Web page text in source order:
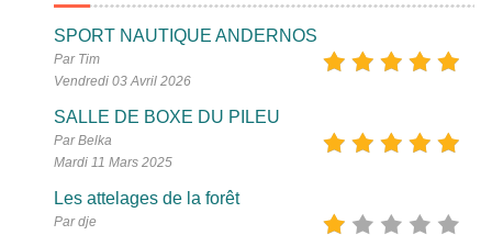
SPORT NAUTIQUE ANDERNOS
Par Tim
Vendredi 03 Avril 2026
SALLE DE BOXE DU PILEU
Par Belka
Mardi 11 Mars 2025
Les attelages de la forêt
Par dje